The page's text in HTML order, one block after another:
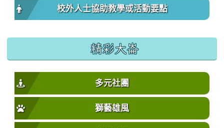
校外人士協助教學或活動要點
精彩大崙
多元社團
獅藝雄風